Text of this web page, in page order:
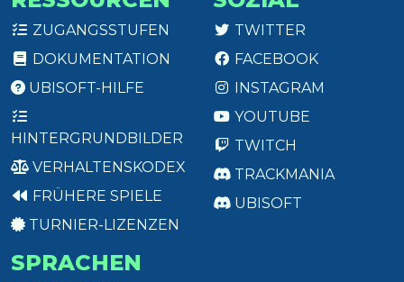
ZUGANGSSTUFEN
DOKUMENTATION
UBISOFT-HILFE
HINTERGRUNDBILDER
VERHALTENSKODEX
FRÜHERE SPIELE
TURNIER-LIZENZEN
TWITTER
FACEBOOK
INSTAGRAM
YOUTUBE
TWITCH
TRACKMANIA
UBISOFT
SPRACHEN